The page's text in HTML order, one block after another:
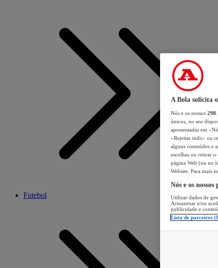
Futebol
A Bola solicita
Nós e os nossos 298
únicos, no seu
apresentadas em
«Rejeitar tudo» ou
alguns conteúdos e
escolhas ou retirar
página Web (ou no
Website. Para mais
Nós e os
Utilizar dados de
Armazenar e/ou
publicidade e
Lista de parceiros